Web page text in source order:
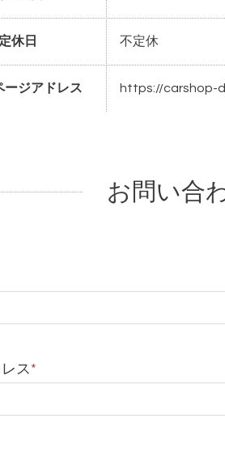
休日 不定休
ージアドレス https://carshop-
お問い合
ス*